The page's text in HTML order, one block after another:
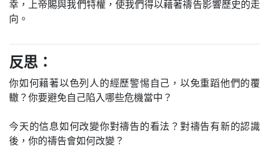
幸，上帝賜與我們特權，使我們得以藉著禱告影響歷史的走
向。
反思：
你如何藉著以色列人的經歷警惕自己，以免重蹈他們的覆
轍？你要避免自己陷入哪些危機當中？
今天的信息如何改變你對禱告的看法？對禱告有新的認識
後，你的禱告會如何改變？